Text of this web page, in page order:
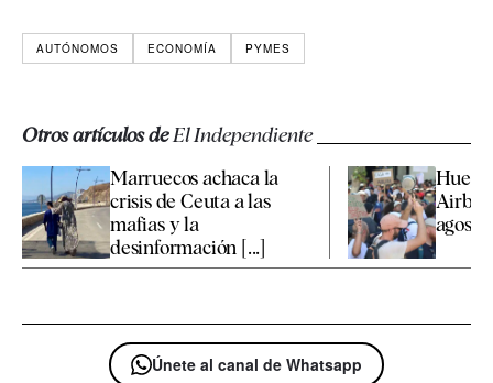
AUTÓNOMOS ECONOMÍA PYMES
Otros artículos deEl Independiente
Marruecos achaca la
crisis de Ceuta a las
mafias y la
desinformación [...]
Airbus
agosto
Únete al canal de Whatsapp